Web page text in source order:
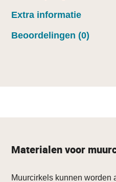
Extra informatie
Beoordelingen (0)
Materialen voor
Muurcirkels kunnen worden